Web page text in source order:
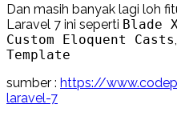
Dan masih banyak lagi loh
Laravel 7 ini seperti Blade
Custom Eloquent Casts,
Template
sumber : https://
laravel-7